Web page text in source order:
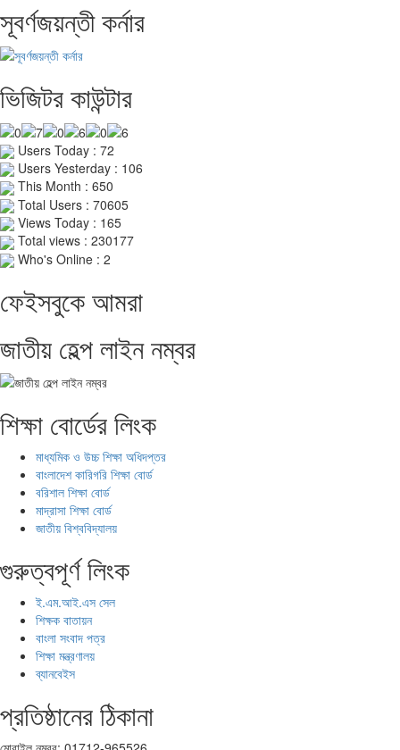
সূবর্ণজয়ন্তী কর্নার
ভিজিটর কাউন্টার
Users Today : 72
Users Yesterday : 106
This Month : 650
Total Users : 70605
Views Today : 165
Total views : 230177
Who's Online : 2
ফেইসবুকে আমরা
জাতীয় হেল্প লাইন নম্বর
শিক্ষা বোর্ডের লিংক
মাধ্যমিক ও উচ্চ শিক্ষা অধিদপ্তর
বাংলাদেশ কারিগরি শিক্ষা বোর্ড
বরিশাল শিক্ষা বোর্ড
মাদ্রাসা শিক্ষা বোর্ড
জাতীয় বিশ্ববিদ্যালয়
গুরুত্বপূর্ণ লিংক
ই.এম.আই.এস সেল
শিক্ষক বাতায়ন
বাংলা সংবাদ পত্র
শিক্ষা মন্ত্রণালয়
ব্যানবেইস
প্রতিষ্ঠানের ঠিকানা